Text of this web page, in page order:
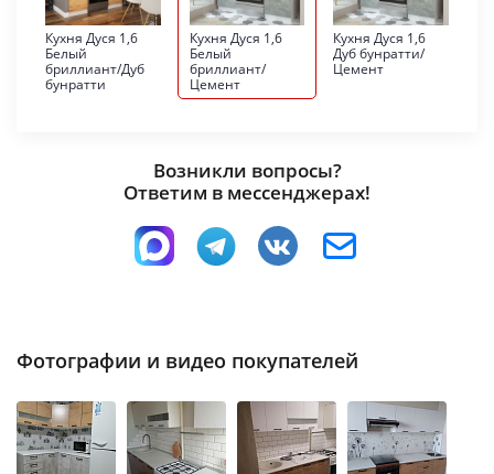
Кухня Дуся 1,6
Белый
бриллиант/Дуб
бунратти
Кухня Дуся 1,6
Белый
бриллиант/
Цемент
Кухня Дуся 1,6
Дуб бунратти/
Цемент
Возникли вопросы?
Ответим в мессенджерах!
Фотографии и видео покупателей